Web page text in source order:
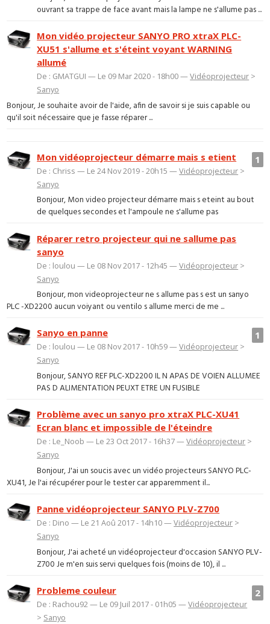
ouvrant sa trappe de face avant mais la lampe ne s'allume pas ...
Mon vidéo projecteur SANYO PRO xtraX PLC-
XU51 s'allume et s'éteint voyant WARNING
allumé
De : GMATGUI — Le 09 Mar 2020 - 18h00 —Vidéoprojecteur >
Sanyo
Bonjour, Je souhaite avoir de l'aide, afin de savoir si je suis capable ou
qu'il soit nécessaire que je fasse réparer ...
1
Mon vidéoprojecteur démarre mais s etient
De : Chriss — Le 24 Nov 2019 - 20h15 —Vidéoprojecteur >
Sanyo
Bonjour, Mon video projecteur démarre mais s eteint au bout
de quelques secondes et l'ampoule ne s'allume pas
Réparer retro projecteur qui ne sallume pas
sanyo
De : loulou — Le 08 Nov 2017 - 12h45 —Vidéoprojecteur >
Sanyo
Bonjour, mon videoprojecteur ne s allume pas s est un sanyo
PLC -XD2200 aucun voiyant ou ventilo s allume merci de me ...
1
Sanyo en panne
De : loulou — Le 08 Nov 2017 - 10h59 —Vidéoprojecteur >
Sanyo
Bonjour, SANYO REF PLC-XD2200 IL N APAS DE VOIEN ALLUMEE
PAS D ALIMENTATION PEUXT ETRE UN FUSIBLE
Problème avec un sanyo pro xtraX PLC-XU41
Ecran blanc et impossible de l'éteindre
De : Le_Noob — Le 23 Oct 2017 - 16h37 —Vidéoprojecteur >
Sanyo
Bonjour, J'ai un soucis avec un vidéo projecteurs SANYO PLC-
XU41, Je l'ai récupérer pour le tester car apparemment il...
Panne vidéoprojecteur SANYO PLV-Z700
De : Dino — Le 21 Aoû 2017 - 14h10 —Vidéoprojecteur >
Sanyo
Bonjour, J'ai acheté un vidéoprojecteur d'occasion SANYO PLV-
Z700 Je m'en suis servi quelques fois (moins de 10), il ...
2
Probleme couleur
De : Rachou92 — Le 09 Juil 2017 - 01h05 —Vidéoprojecteur
> Sanyo